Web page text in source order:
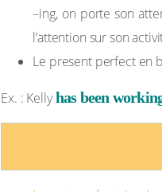
–ing, on porte son
l’attention sur son
Le present perfect en
Ex. : Kellyhas been